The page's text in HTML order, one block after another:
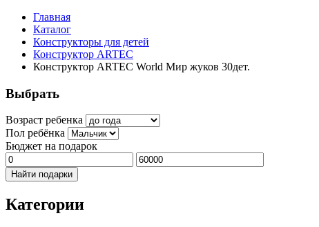
Главная
Каталог
Конструкторы для детей
Конструктор ARTEC
Конструктор ARTEC World Мир жуков 30дет.
Выбрать
Возраст ребенка
Пол ребёнка
Бюджет на подарок
Найти подарки
Категории